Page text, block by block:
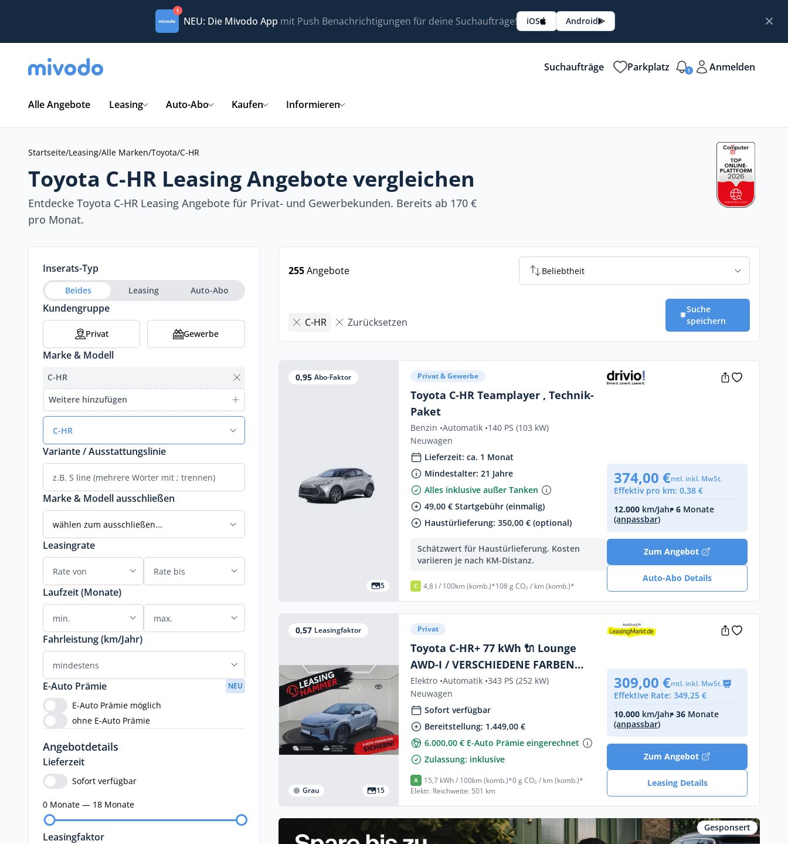
1
NEU: Die Mivodo App mit Push Benachrichtigungen für deine Suchaufträge! iOS Android
Suchaufträge Parkplatz 1 Anmelden
Alle Angebote Leasing Auto-Abo Kaufen Informieren
Startseite/Leasing/Alle Marken/Toyota/C-HR
Toyota C-HR Leasing Angebote vergleichen
Entdecke Toyota C-HR Leasing Angebote für Privat- und Gewerbekunden. Bereits ab 170 €
pro Monat.
Inserats-Typ
Beides Leasing Auto-Abo
Kundengruppe
Privat Gewerbe
Marke & Modell
C-HR
Weitere hinzufügen
C-HR
Variante / Ausstattungslinie
Marke & Modell ausschließen
wählen zum ausschließen...
Leasingrate
Laufzeit (Monate)
Fahrleistung (km/Jahr)
E-Auto Prämie NEU
E-Auto Prämie möglich
ohne E-Auto Prämie
Angebotdetails
Lieferzeit
Sofort verfügbar
0 Monate — 18 Monate
Leasingfaktor
255Angebote Beliebtheit
C-HR Zurücksetzen
Suche
speichern
0,95 Abo-Faktor
5
Privat & Gewerbe
Toyota C-HR Teamplayer , Technik-
Paket
Benzin •Automatik •140 PS (103 kW)
Neuwagen
Lieferzeit: ca. 1 Monat
Mindestalter: 21 Jahre
Alles inklusive außer Tanken
49,00 € Startgebühr (einmalig)
Haustürlieferung: 350,00 € (optional)
Schätzwert für Haustürlieferung. Kosten
variieren je nach KM-Distanz.
C 4,8 l / 100km (komb.)*108 g CO₂ / km (komb.)*
374,00 €mtl. inkl. MwSt.
Effektiv pro km: 0,38 €
12.000 km/Jahr• 6 Monate
(anpassbar)
Zum Angebot
Auto-Abo Details
0,57 Leasingfaktor
Grau 15
Privat
Toyota C-HR+ 77 kWh 🔌 Lounge
AWD-I / VERSCHIEDENE FARBEN
VERFÜGBAR
Elektro •Automatik •343 PS (252 kW)
Neuwagen
Sofort verfügbar
Bereitstellung: 1.449,00 €
6.000,00 € E-Auto Prämie eingerechnet
Zulassung: inklusive
A 15,7 kWh / 100km (komb.)*0 g CO₂ / km (komb.)*
Elektr. Reichweite: 501 km
309,00 €mtl. inkl. MwSt.
Effektive Rate: 349,25 €
10.000 km/Jahr• 36 Monate
(anpassbar)
Zum Angebot
Leasing Details
Gesponsert